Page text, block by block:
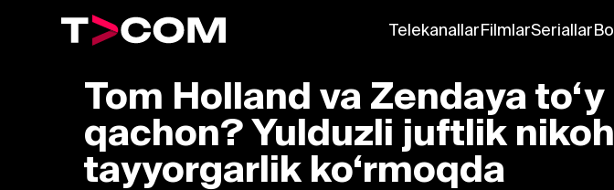
TelekanallarFilmlarSeriallar
Tom Holland va Zendaya to‘y
qachon? Yulduzli juftlik
tayyorgarlik ko‘rmoqda